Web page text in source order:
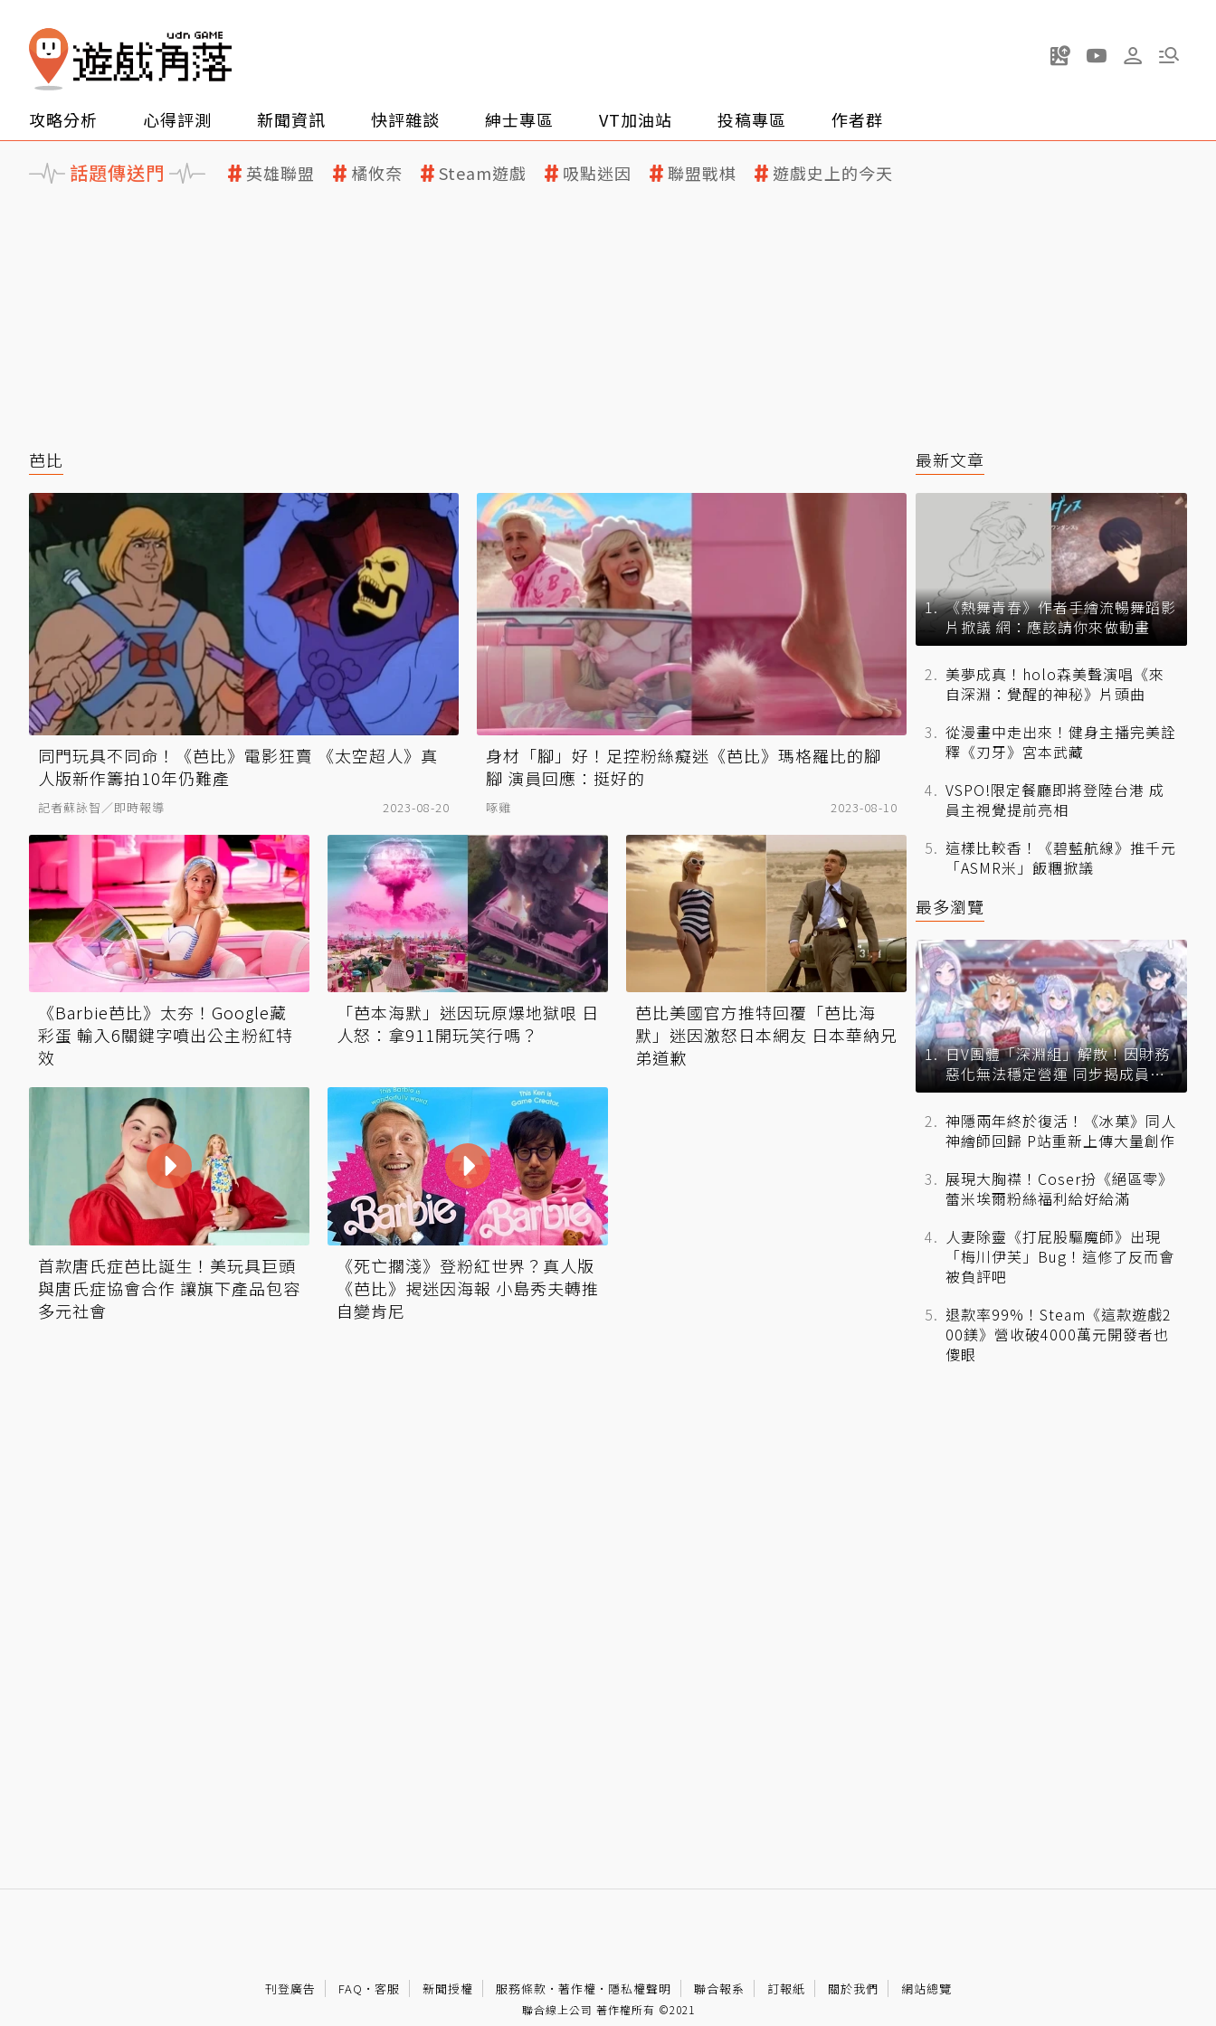
攻略分析 心得評測 新聞資訊 快評雜談 紳士專區 VT加油站 投稿專區 作者群
話題傳送門 英雄聯盟 橘攸奈 Steam遊戲 吸點迷因 聯盟戰棋 遊戲史上的今天
芭比
同門玩具不同命！《芭比》電影狂賣 《太空超人》真
人版新作籌拍10年仍難產
記者蘇詠智／即時報導 2023-08-20
身材「腳」好！足控粉絲癡迷《芭比》瑪格羅比的腳
腳 演員回應：挺好的
啄雞 2023-08-10
《Barbie芭比》太夯！Google藏
彩蛋 輸入6關鍵字噴出公主粉紅特
效
「芭本海默」迷因玩原爆地獄哏 日
人怒：拿911開玩笑行嗎？
芭比美國官方推特回覆「芭比海
默」迷因激怒日本網友 日本華納兄
弟道歉
首款唐氏症芭比誕生！美玩具巨頭
與唐氏症協會合作 讓旗下產品包容
多元社會
《死亡擱淺》登粉紅世界？真人版
《芭比》揭迷因海報 小島秀夫轉推
自變肯尼
最新文章
《熱舞青春》作者手繪流暢舞蹈影
片掀議 網：應該請你來做動畫
美夢成真！holo森美聲演唱《來
自深淵：覺醒的神秘》片頭曲
從漫畫中走出來！健身主播完美詮
釋《刃牙》宮本武藏
VSPO!限定餐廳即將登陸台港 成
員主視覺提前亮相
這樣比較香！《碧藍航線》推千元
「ASMR米」飯糰掀議
最多瀏覽
日V團體「深淵組」解散！因財務
惡化無法穩定營運 同步揭成員未
來去向
神隱兩年終於復活！《冰菓》同人
神繪師回歸 P站重新上傳大量創作
展現大胸襟！Coser扮《絕區零》
蕾米埃爾粉絲福利給好給滿
人妻除靈《打屁股驅魔師》出現
「梅川伊芙」Bug！這修了反而會
被負評吧
退款率99%！Steam《這款遊戲2
00鎂》營收破4000萬元開發者也
傻眼
刊登廣告 FAQ · 客服 新聞授權 服務條款 · 著作權 · 隱私權聲明 聯合報系 訂報紙 關於我們 網站總覽
聯合線上公司 著作權所有 ©2021